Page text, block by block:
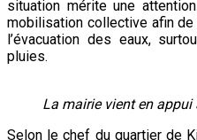
situation mérite une
mobilisation collective afin
l’évacuation des eaux,
pluies.
La mairie vient en
Selon le chef du quartier de